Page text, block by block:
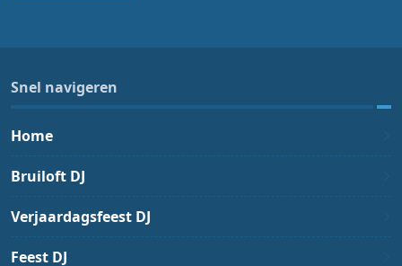
Snel navigeren
Home
Bruiloft DJ
Verjaardagsfeest DJ
Feest DJ